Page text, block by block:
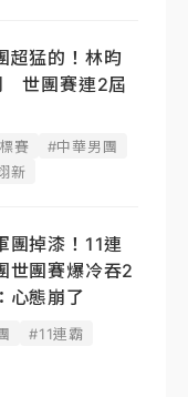
超猛的！林昀
世團賽連2屆
賽
#中華男團
新
團掉漆！11連
世團賽爆冷吞2
態崩了
#11連霸